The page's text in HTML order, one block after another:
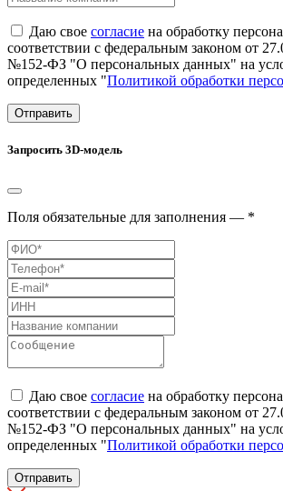
Даю свое согласие на обработку
соответствии с федеральным законом от
№152-ФЗ "О персональных данных" на
определенных "Политикой обработки
Отправить
Запросить 3D-модель
Поля обязательные для заполнения — *
Даю свое согласие на обработку
соответствии с федеральным законом от
№152-ФЗ "О персональных данных" на
определенных "Политикой обработки
Отправить